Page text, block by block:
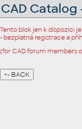
CAD
Tento blok jen k dispozici
- bezplatná registrace a
(for CAD forum members